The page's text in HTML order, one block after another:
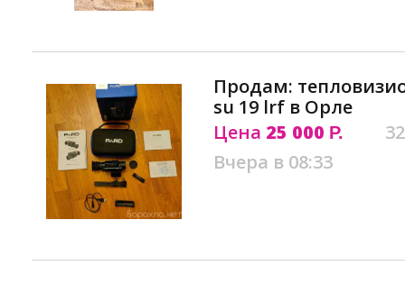
Продам:
su 19 lrf в Орле
Цена 25 000 Р.
Вчера в 08:33